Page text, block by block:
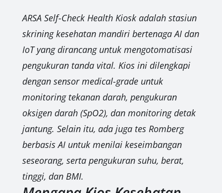
ARSA Self-Check Health Kiosk adalah stasiun
skrining kesehatan mandiri bertenaga AI dan
IoT yang dirancang untuk mengotomatisasi
pengukuran tanda vital. Kios ini dilengkapi
dengan sensor medical-grade untuk
monitoring tekanan darah, pengukuran
oksigen darah (SpO2), dan monitoring detak
jantung. Selain itu, ada juga tes Romberg
berbasis AI untuk menilai keseimbangan
seseorang, serta pengukuran suhu, berat,
tinggi, dan BMI.